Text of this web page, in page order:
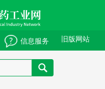
旧版网站
信息服务